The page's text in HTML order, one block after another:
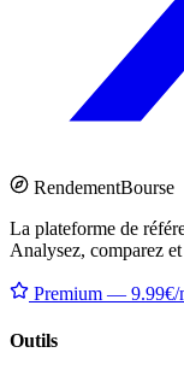
RendementBourse
La plateforme de
Analysez, comparez
Premium — 9.99€/
Outils